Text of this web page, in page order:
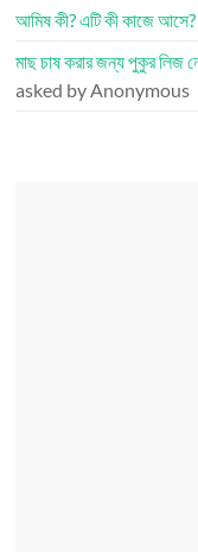
আমিষ কী? এটি কী কাজে আসে?
মাছ চাষ করার জন্য পুকুর লিজ
asked by Anonymous